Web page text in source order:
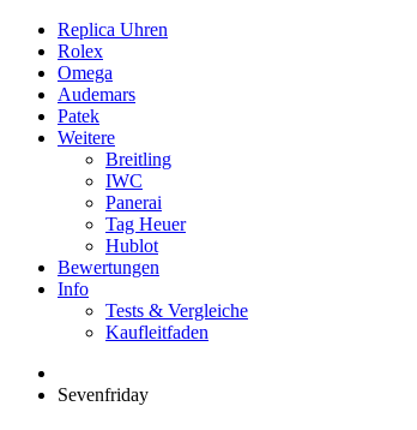
Replica Uhren
Rolex
Omega
Audemars
Patek
Weitere
Breitling
IWC
Panerai
Tag Heuer
Hublot
Bewertungen
Info
Tests & Vergleiche
Kaufleitfaden
Sevenfriday